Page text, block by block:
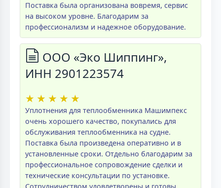
Поставка была организована вовремя, сервис
на высоком уровне. Благодарим за
профессионализм и надежное оборудование.
ООО «Эко Шиппинг»,
ИНН 2901223574
★ ★ ★ ★ ★
Уплотнения для теплообменника Машимпекс
очень хорошего качество, покупались для
обслуживания теплообменника на судне.
Поставка была произведена оперативно и в
установленные сроки. Отдельно благодарим за
профессиональное сопровождение сделки и
технические консультации по установке.